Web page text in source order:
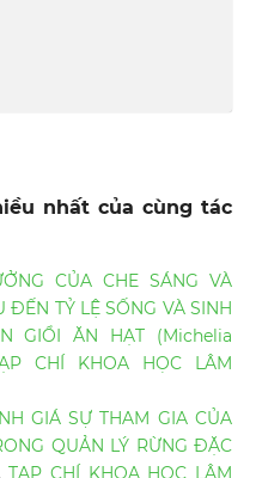
nhất của cùng tác
CỦA CHE SÁNG VÀ
TỶ LỆ SỐNG VÀ SINH
GIỔI ĂN HẠT (Michelia
CHÍ KHOA HỌC LÂM
GIÁ SỰ THAM GIA CỦA
QUẢN LÝ RỪNG ĐẶC
TẠP CHÍ KHOA HỌC LÂM